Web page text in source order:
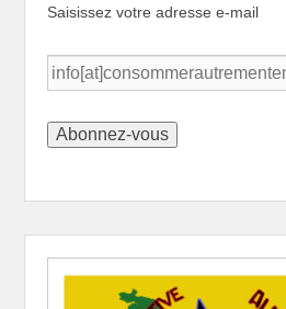
Saisissez votre adresse e-mail